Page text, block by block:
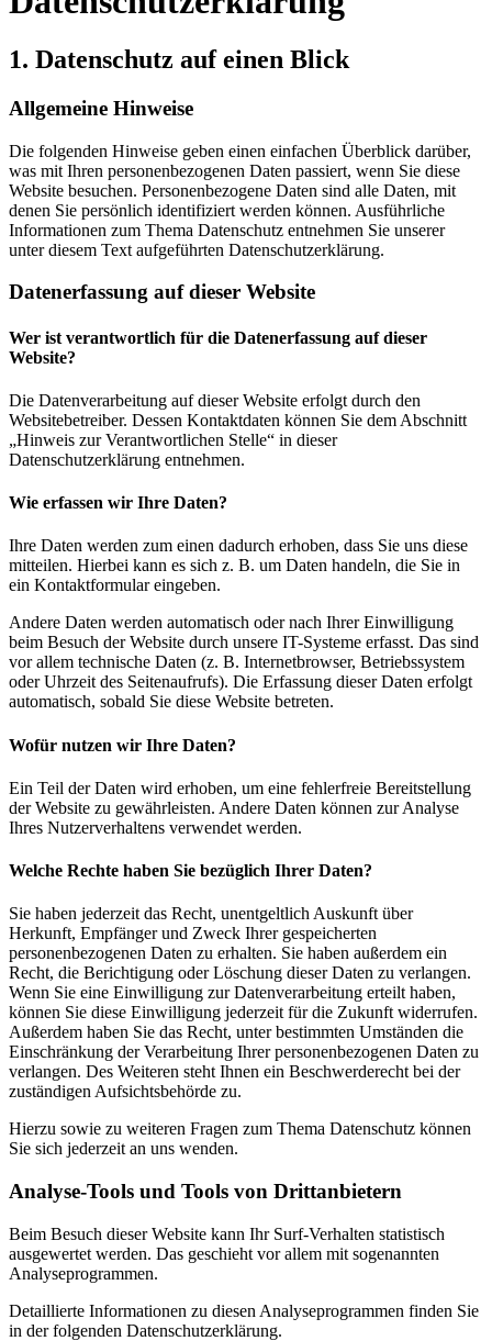
1. Datenschutz auf einen Blick
Allgemeine Hinweise
Die folgenden Hinweise geben einen einfachen Überblick darüber,
was mit Ihren personenbezogenen Daten passiert, wenn Sie diese
Website besuchen. Personenbezogene Daten sind alle Daten, mit
denen Sie persönlich identifiziert werden können. Ausführliche
Informationen zum Thema Datenschutz entnehmen Sie unserer
unter diesem Text aufgeführten Datenschutzerklärung.
Datenerfassung auf dieser Website
Wer ist verantwortlich für die Datenerfassung auf dieser
Website?
Die Datenverarbeitung auf dieser Website erfolgt durch den
Websitebetreiber. Dessen Kontaktdaten können Sie dem Abschnitt
„Hinweis zur Verantwortlichen Stelle“ in dieser
Datenschutzerklärung entnehmen.
Wie erfassen wir Ihre Daten?
Ihre Daten werden zum einen dadurch erhoben, dass Sie uns diese
mitteilen. Hierbei kann es sich z. B. um Daten handeln, die Sie in
ein Kontaktformular eingeben.
Andere Daten werden automatisch oder nach Ihrer Einwilligung
beim Besuch der Website durch unsere IT-Systeme erfasst. Das sind
vor allem technische Daten (z. B. Internetbrowser, Betriebssystem
oder Uhrzeit des Seitenaufrufs). Die Erfassung dieser Daten erfolgt
automatisch, sobald Sie diese Website betreten.
Wofür nutzen wir Ihre Daten?
Ein Teil der Daten wird erhoben, um eine fehlerfreie Bereitstellung
der Website zu gewährleisten. Andere Daten können zur Analyse
Ihres Nutzerverhaltens verwendet werden.
Welche Rechte haben Sie bezüglich Ihrer Daten?
Sie haben jederzeit das Recht, unentgeltlich Auskunft über
Herkunft, Empfänger und Zweck Ihrer gespeicherten
personenbezogenen Daten zu erhalten. Sie haben außerdem ein
Recht, die Berichtigung oder Löschung dieser Daten zu verlangen.
Wenn Sie eine Einwilligung zur Datenverarbeitung erteilt haben,
können Sie diese Einwilligung jederzeit für die Zukunft widerrufen.
Außerdem haben Sie das Recht, unter bestimmten Umständen die
Einschränkung der Verarbeitung Ihrer personenbezogenen Daten zu
verlangen. Des Weiteren steht Ihnen ein Beschwerderecht bei der
zuständigen Aufsichtsbehörde zu.
Hierzu sowie zu weiteren Fragen zum Thema Datenschutz können
Sie sich jederzeit an uns wenden.
Analyse-Tools und Tools von Dritt­anbietern
Beim Besuch dieser Website kann Ihr Surf-Verhalten statistisch
ausgewertet werden. Das geschieht vor allem mit sogenannten
Analyseprogrammen.
Detaillierte Informationen zu diesen Analyseprogrammen finden Sie
in der folgenden Datenschutzerklärung.